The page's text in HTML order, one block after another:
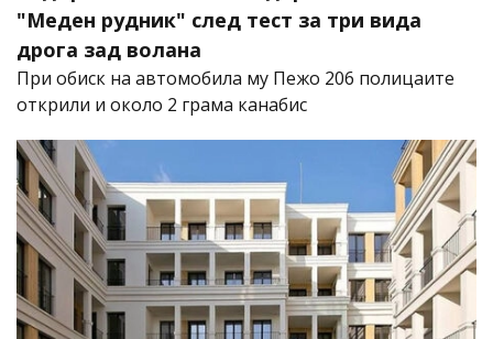
"Меден рудник" след тест за три вида
дрога зад волана
При обиск на автомобила му Пежо 206 полицаите
открили и около 2 грама канабис